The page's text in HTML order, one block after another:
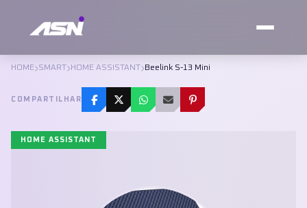
HOME SMART HOME ASSISTANT Beelink S-13 Mini
COMPARTILHAR
HOME ASSISTANT